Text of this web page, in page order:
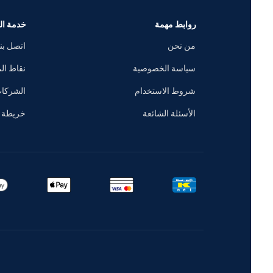
روابط مهمة
من نحن
سياسة الخصوصية
شروط الاستخدام
الأسئلة الشائعة
خدمة العملاء
اتصل بنا
نقاط
الشركات
خريطة الموقع